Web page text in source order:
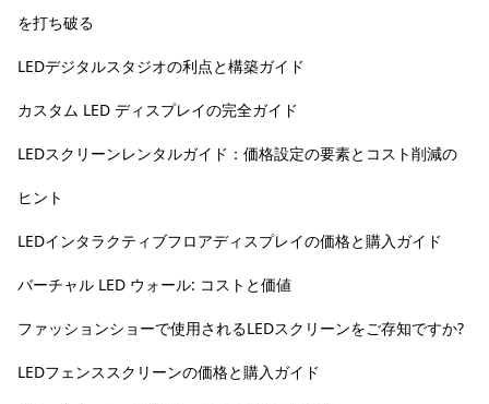
を打ち破る
LEDデジタルスタジオの利点と構築ガイド
カスタム LED ディスプレイの完全ガイド
LEDスクリーンレンタルガイド：価格設定の要素とコスト削減の
ヒント
LEDインタラクティブフロアディスプレイの価格と購入ガイド
バーチャル LED ウォール: コストと価値
ファッションショーで使用されるLEDスクリーンをご存知ですか?
LEDフェンススクリーンの価格と購入ガイド